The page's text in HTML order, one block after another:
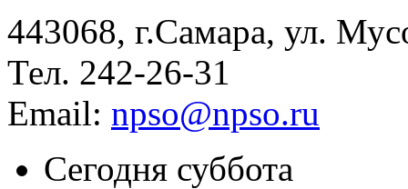
443068, г.Самара, ул.
Тел. 242-26-31
Email: npso@npso.ru
Сегодня суббота